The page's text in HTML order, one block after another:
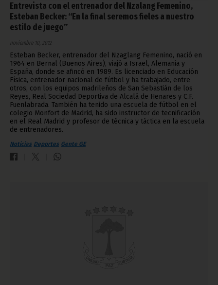
Entrevista con el entrenador del Nzalang Femenino,
Esteban Becker: “En la final seremos fieles a nuestro
estilo de juego”
noviembre 10, 2012
Esteban Becker, entrenador del Nzaglang Femenino, nació en
1964 en Bernal (Buenos Aires), viajó a Israel, Alemania y
España, donde se afincó en 1989. Es licenciado en Educación
Física, entrenador nacional de fútbol y ha trabajado, entre
otros, con los equipos madrileños de San Sebastián de los
Reyes, Real Sociedad Deportiva de Alcalá de Henares y C.F.
Fuenlabrada. También ha tenido una escuela de fútbol en el
colegio Monfort de Madrid, ha sido instructor de tecnificación
en el Real Madrid y profesor de técnica y táctica en la escuela
de entrenadores.
Noticias Deportes Gente GE